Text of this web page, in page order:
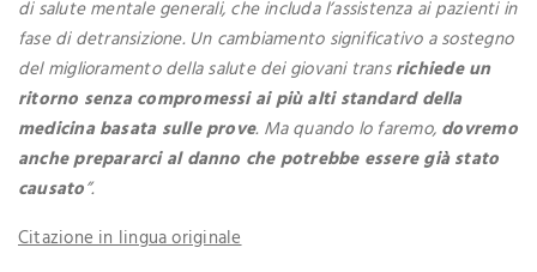
di salute mentale generali, che includa l’assistenza ai pazienti in
fase di detransizione. Un cambiamento significativo a sostegno
del miglioramento della salute dei giovani transrichiede un
ritorno senza compromessi ai più alti standard della
medicina basata sulle prove. Ma quando lo faremo, dovremo
anche prepararci al danno che potrebbe essere già stato
causato”.
Citazione in lingua originale